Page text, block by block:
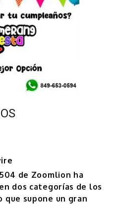
de Zoomlion ha
dos categorías de los
que supone un gran